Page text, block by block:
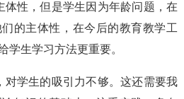
体性，但是学生因为年龄问题，在
的主体性，在今后的教育教学工
学生学习方法更重要。
对学生的吸引力不够。这还需要我